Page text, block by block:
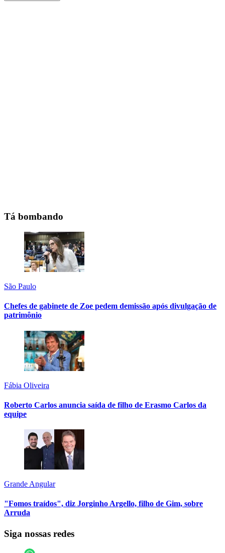
Tá bombando
São Paulo
Chefes de gabinete de Zoe pedem demissão após divulgação de
patrimônio
Fábia Oliveira
Roberto Carlos anuncia saída de filho de Erasmo Carlos da
equipe
Grande Angular
"Fomos traídos", diz Jorginho Argello, filho de Gim, sobre
Arruda
Siga nossas redes